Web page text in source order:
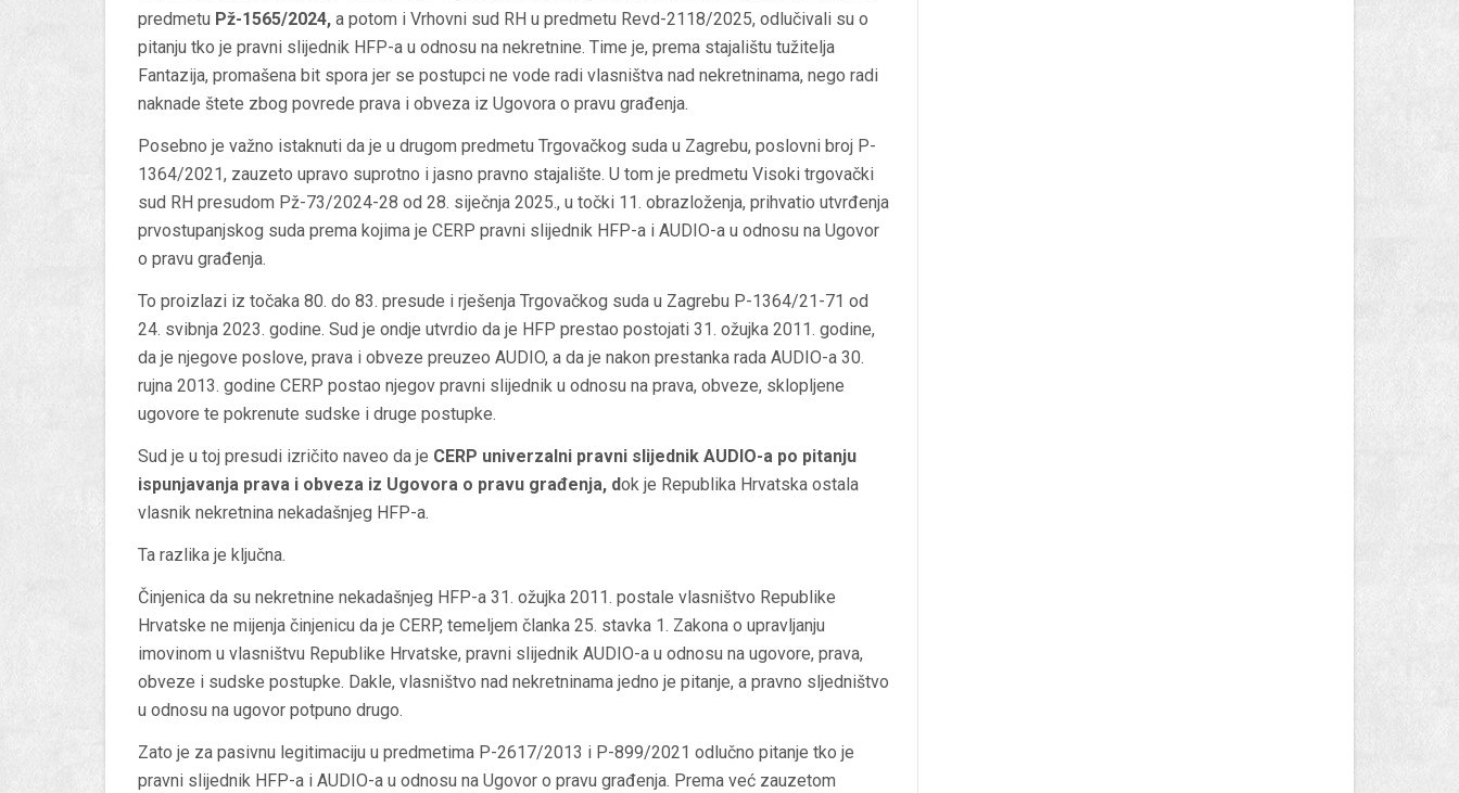
predmetu Pž-1565/2024, a potom i Vrhovni sud RH u predmetu Revd-2118/2025, odlučivali su o
pitanju tko je pravni slijednik HFP-a u odnosu na nekretnine. Time je, prema stajalištu tužitelja
Fantazija, promašena bit spora jer se postupci ne vode radi vlasništva nad nekretninama, nego radi
naknade štete zbog povrede prava i obveza iz Ugovora o pravu građenja.
Posebno je važno istaknuti da je u drugom predmetu Trgovačkog suda u Zagrebu, poslovni broj P-
1364/2021, zauzeto upravo suprotno i jasno pravno stajalište. U tom je predmetu Visoki trgovački
sud RH presudom Pž-73/2024-28 od 28. siječnja 2025., u točki 11. obrazloženja, prihvatio utvrđenja
prvostupanjskog suda prema kojima je CERP pravni slijednik HFP-a i AUDIO-a u odnosu na Ugovor
o pravu građenja.
To proizlazi iz točaka 80. do 83. presude i rješenja Trgovačkog suda u Zagrebu P-1364/21-71 od
24. svibnja 2023. godine. Sud je ondje utvrdio da je HFP prestao postojati 31. ožujka 2011. godine,
da je njegove poslove, prava i obveze preuzeo AUDIO, a da je nakon prestanka rada AUDIO-a 30.
rujna 2013. godine CERP postao njegov pravni slijednik u odnosu na prava, obveze, sklopljene
ugovore te pokrenute sudske i druge postupke.
Sud je u toj presudi izričito naveo da je CERP univerzalni pravni slijednik AUDIO-a po pitanju
ispunjavanja prava i obveza iz Ugovora o pravu građenja, dok je Republika Hrvatska ostala
vlasnik nekretnina nekadašnjeg HFP-a.
Ta razlika je ključna.
Činjenica da su nekretnine nekadašnjeg HFP-a 31. ožujka 2011. postale vlasništvo Republike
Hrvatske ne mijenja činjenicu da je CERP, temeljem članka 25. stavka 1. Zakona o upravljanju
imovinom u vlasništvu Republike Hrvatske, pravni slijednik AUDIO-a u odnosu na ugovore, prava,
obveze i sudske postupke. Dakle, vlasništvo nad nekretninama jedno je pitanje, a pravno sljedništvo
u odnosu na ugovor potpuno drugo.
Zato je za pasivnu legitimaciju u predmetima P-2617/2013 i P-899/2021 odlučno pitanje tko je
pravni slijednik HFP-a i AUDIO-a u odnosu na Ugovor o pravu građenja. Prema već zauzetom